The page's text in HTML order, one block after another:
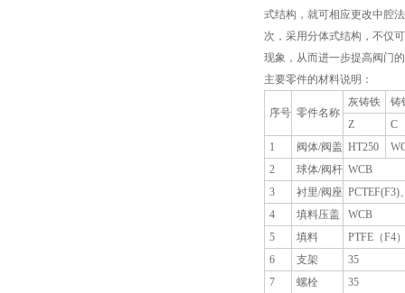
式结构，就可相应更改中腔
次，采用分体式结构，不仅
现象，从而进一步提高阀门
主要零件的材料说明：
序号 零件名称
灰铸铁
铸
Z
C
1
阀体/阀盖 HT250
2
球体/阀杆 WCB
3
衬里/阀座 PCTEF(F3)
4
填料压盖
WCB
5
填料
PTFE（F4
6
支架
35
7
螺栓
35